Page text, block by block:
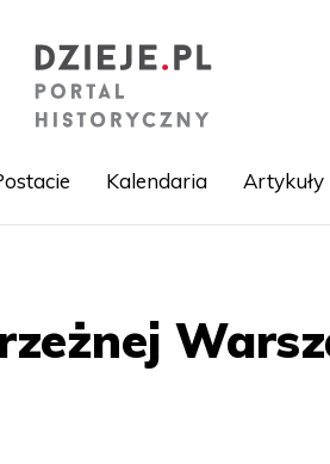
treści
Kalendaria Artykuły